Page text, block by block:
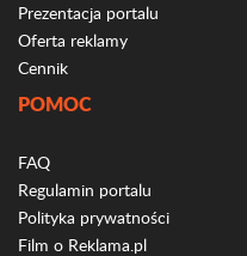
Prezentacja portalu
Oferta reklamy
Cennik
POMOC
FAQ
Regulamin portalu
Polityka prywatności
Film o Reklama.pl